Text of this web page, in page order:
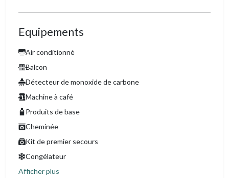
Equipements
Air conditionné
Balcon
Détecteur de monoxide de carbone
Machine à café
Produits de base
Cheminée
Kit de premier secours
Congélateur
Afficher plus